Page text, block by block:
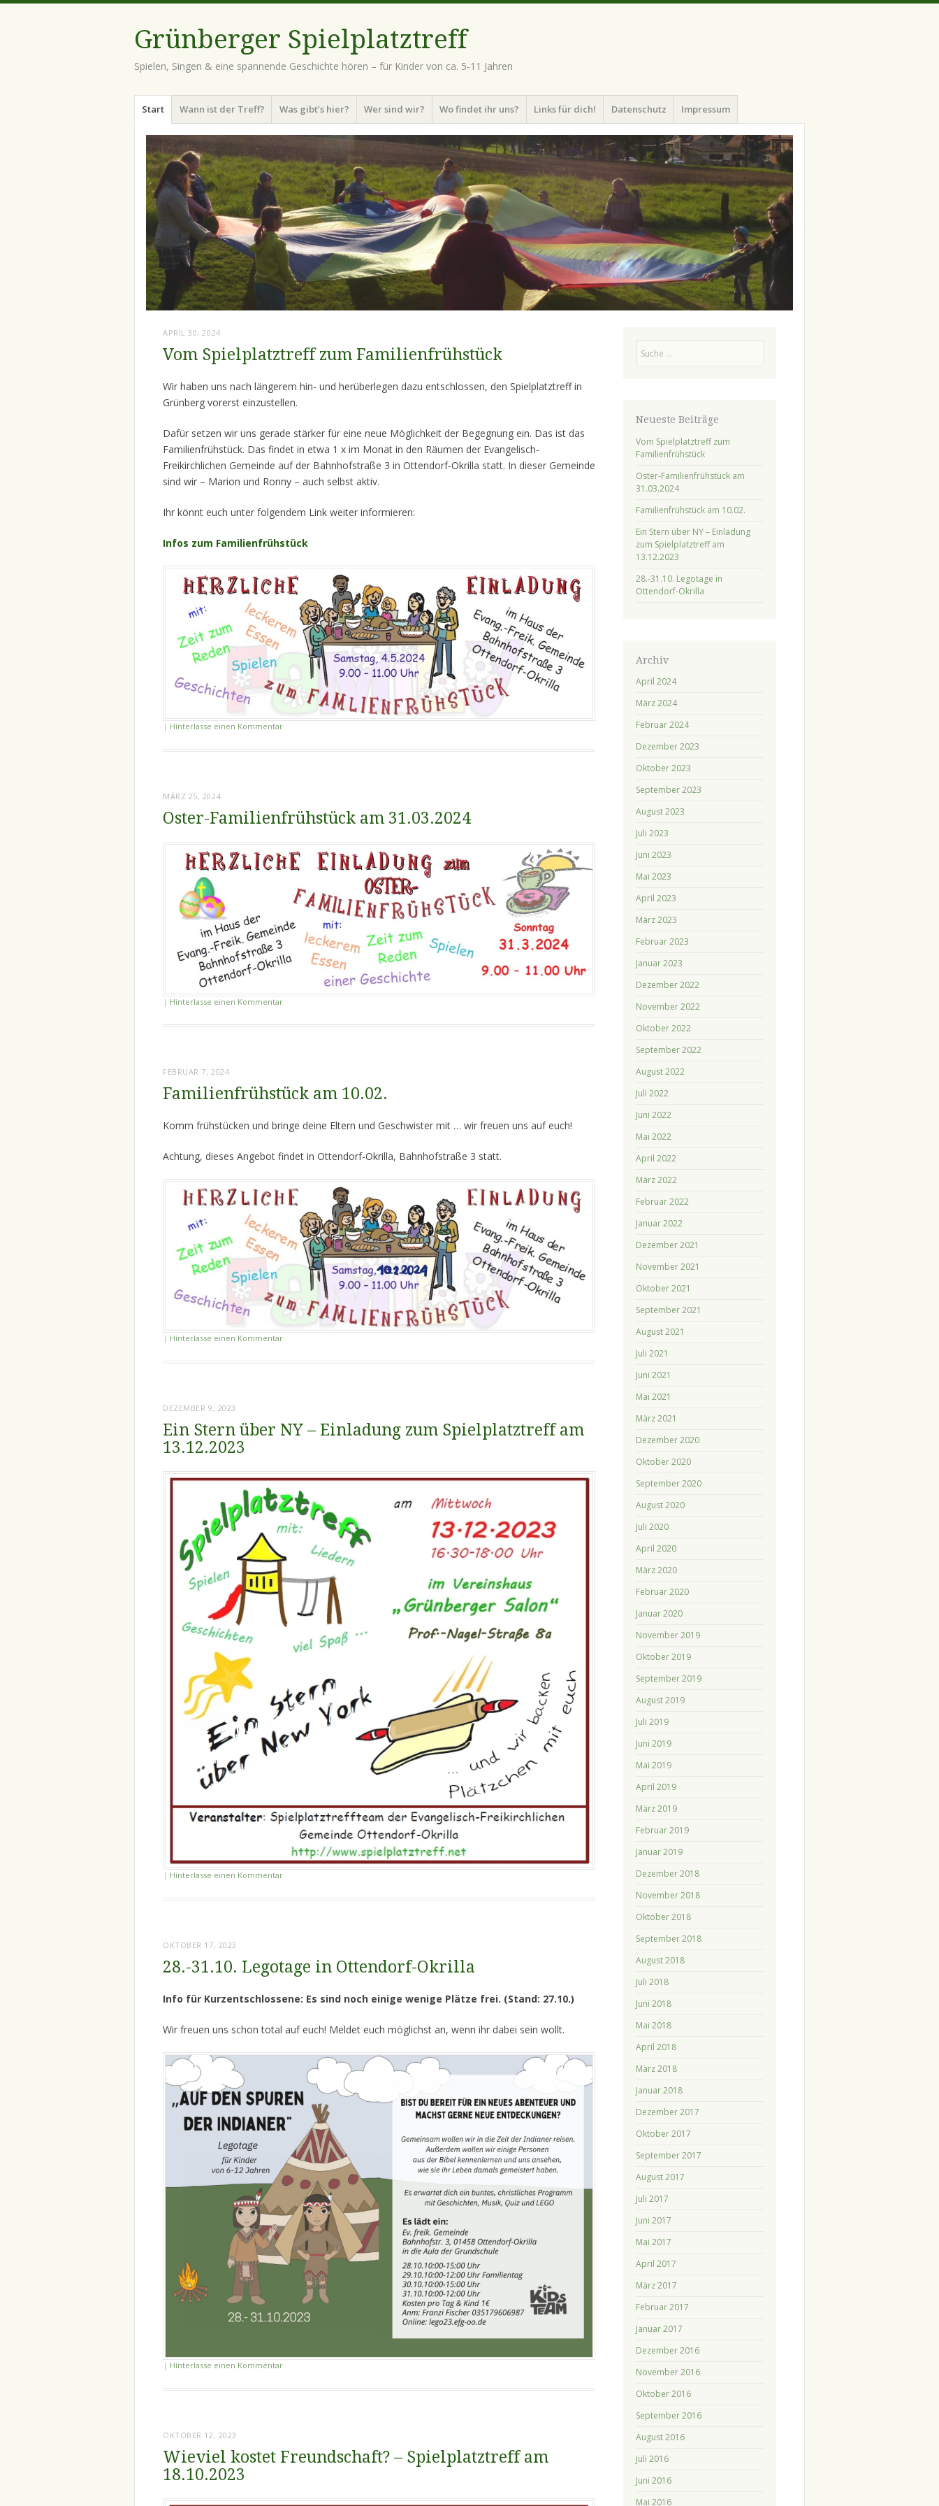
Grünberger Spielplatztreff
Spielen, Singen & eine spannende Geschichte hören – für Kinder von ca. 5-11 Jahren
Menü
Zum
Inhalt
springen
Start Wann ist der Treff? Was gibt’s hier? Wer sind wir? Wo findet ihr uns? Links für dich! Datenschutz Impressum
APRIL 30, 2024
Vom Spielplatztreff zum Familienfrühstück
Wir haben uns nach längerem hin- und herüberlegen dazu entschlossen, den Spielplatztreff in
Grünberg vorerst einzustellen.
Dafür setzen wir uns gerade stärker für eine neue Möglichkeit der Begegnung ein. Das ist das
Familienfrühstück. Das findet in etwa 1 x im Monat in den Räumen der Evangelisch-
Freikirchlichen Gemeinde auf der Bahnhofstraße 3 in Ottendorf-Okrilla statt. In dieser Gemeinde
sind wir – Marion und Ronny – auch selbst aktiv.
Ihr könnt euch unter folgendem Link weiter informieren:
Infos zum Familienfrühstück
| Hinterlasse einen Kommentar
MÄRZ 25, 2024
Oster-Familienfrühstück am 31.03.2024
| Hinterlasse einen Kommentar
FEBRUAR 7, 2024
Familienfrühstück am 10.02.
Komm frühstücken und bringe deine Eltern und Geschwister mit … wir freuen uns auf euch!
Achtung, dieses Angebot findet in Ottendorf-Okrilla, Bahnhofstraße 3 statt.
| Hinterlasse einen Kommentar
DEZEMBER 9, 2023
Ein Stern über NY – Einladung zum Spielplatztreff am
13.12.2023
| Hinterlasse einen Kommentar
OKTOBER 17, 2023
28.-31.10. Legotage in Ottendorf-Okrilla
Info für Kurzentschlossene: Es sind noch einige wenige Plätze frei. (Stand: 27.10.)
Wir freuen uns schon total auf euch! Meldet euch möglichst an, wenn ihr dabei sein wollt.
| Hinterlasse einen Kommentar
OKTOBER 12, 2023
Wieviel kostet Freundschaft? – Spielplatztreff am
18.10.2023
Neueste Beiträge
Vom Spielplatztreff zum
Familienfrühstück
Oster-Familienfrühstück am
31.03.2024
Familienfrühstück am 10.02.
Ein Stern über NY – Einladung
zum Spielplatztreff am
13.12.2023
28.-31.10. Legotage in
Ottendorf-Okrilla
Archiv
April 2024
März 2024
Februar 2024
Dezember 2023
Oktober 2023
September 2023
August 2023
Juli 2023
Juni 2023
Mai 2023
April 2023
März 2023
Februar 2023
Januar 2023
Dezember 2022
November 2022
Oktober 2022
September 2022
August 2022
Juli 2022
Juni 2022
Mai 2022
April 2022
März 2022
Februar 2022
Januar 2022
Dezember 2021
November 2021
Oktober 2021
September 2021
August 2021
Juli 2021
Juni 2021
Mai 2021
März 2021
Dezember 2020
Oktober 2020
September 2020
August 2020
Juli 2020
April 2020
März 2020
Februar 2020
Januar 2020
November 2019
Oktober 2019
September 2019
August 2019
Juli 2019
Juni 2019
Mai 2019
April 2019
März 2019
Februar 2019
Januar 2019
Dezember 2018
November 2018
Oktober 2018
September 2018
August 2018
Juli 2018
Juni 2018
Mai 2018
April 2018
März 2018
Januar 2018
Dezember 2017
Oktober 2017
September 2017
August 2017
Juli 2017
Juni 2017
Mai 2017
April 2017
März 2017
Februar 2017
Januar 2017
Dezember 2016
November 2016
Oktober 2016
September 2016
August 2016
Juli 2016
Juni 2016
Mai 2016